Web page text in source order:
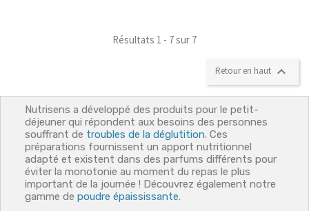
Résultats 1 - 7 sur 7
Retour en haut 
Nutrisens a développé des produits pour le petit-
déjeuner qui répondent aux besoins des personnes
souffrant de troubles de la déglutition. Ces
préparations fournissent un apport nutritionnel
adapté et existent dans des parfums différents pour
éviter la monotonie au moment du repas le plus
important de la journée ! Découvrez également notre
gamme de poudre épaississante.